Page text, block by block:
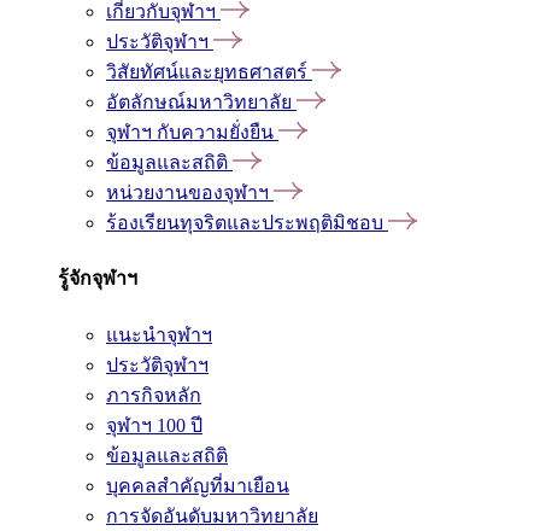
เกี่ยวกับจุฬาฯ
ประวัติจุฬาฯ
วิสัยทัศน์และยุทธศาสตร์
อัตลักษณ์มหาวิทยาลัย
จุฬาฯ กับความยั่งยืน
ข้อมูลและสถิติ
หน่วยงานของจุฬาฯ
ร้องเรียนทุจริตและประพฤติมิชอบ
รู้จักจุฬาฯ
แนะนำจุฬาฯ
ประวัติจุฬาฯ
ภารกิจหลัก
จุฬาฯ 100 ปี
ข้อมูลและสถิติ
บุคคลสำคัญที่มาเยือน
การจัดอันดับมหาวิทยาลัย